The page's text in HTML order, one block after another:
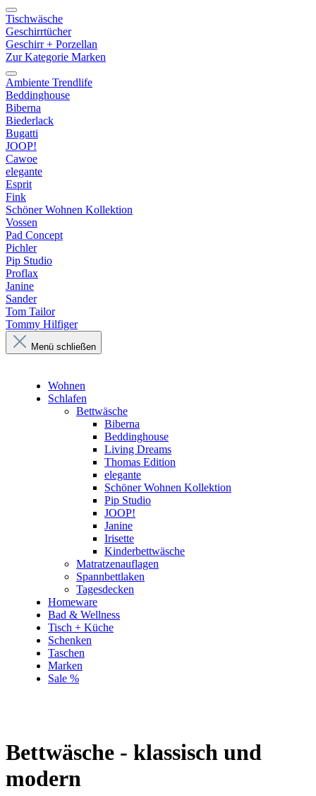
Tischwäsche
Geschirrtücher
Geschirr + Porzellan
Zur Kategorie Marken
Ambiente Trendlife
Beddinghouse
Biberna
Biederlack
Bugatti
JOOP!
Cawoe
elegante
Esprit
Fink
Schöner Wohnen Kollektion
Vossen
Pad Concept
Pichler
Pip Studio
Proflax
Janine
Sander
Tom Tailor
Tommy Hilfiger
Menü schließen
Wohnen
Schlafen
Bettwäsche
Biberna
Beddinghouse
Living Dreams
Thomas Edition
elegante
Schöner Wohnen Kollektion
Pip Studio
JOOP!
Janine
Irisette
Kinderbettwäsche
Matratzenauflagen
Spannbettlaken
Tagesdecken
Homeware
Bad & Wellness
Tisch + Küche
Schenken
Taschen
Marken
Sale %
Bettwäsche - klassisch und
modern